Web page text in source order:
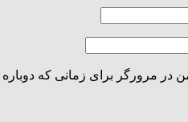
در مرورگر برای زمانی که